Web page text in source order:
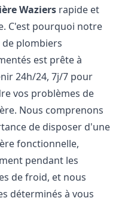
Waziers rapide et
C'est pourquoi notre
de plombiers
est prête à
24h/24, 7j/7 pour
vos problèmes de
Nous comprenons
de disposer d'une
fonctionnelle,
pendant les
de froid, et nous
déterminés à vous